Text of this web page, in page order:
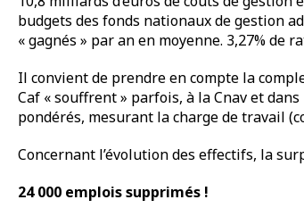
budgets des fonds nationaux de gestion
« gagnés » par an en moyenne. 3,27% de
Il convient de prendre en compte la
Caf « souffrent » parfois, à la Cnav et
pondérés, mesurant la charge de travail
Concernant l’évolution des effectifs, la
24 000 emplois supprimés !